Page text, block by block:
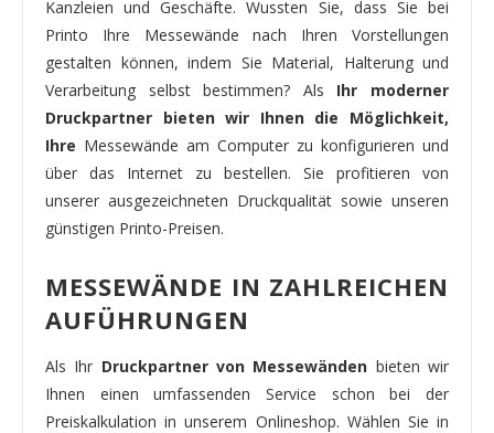
Kanzleien und Geschäfte. Wussten Sie, dass Sie bei
Printo Ihre Messewände nach Ihren Vorstellungen
gestalten können, indem Sie Material, Halterung und
Verarbeitung selbst bestimmen? Als Ihr moderner
Druckpartner bieten wir Ihnen die Möglichkeit,
Ihre Messewände am Computer zu konfigurieren und
über das Internet zu bestellen. Sie profitieren von
unserer ausgezeichneten Druckqualität sowie unseren
günstigen Printo-Preisen.
MESSEWÄNDE IN ZAHLREICHEN
AUFÜHRUNGEN
Als Ihr Druckpartner von Messewänden bieten wir
Ihnen einen umfassenden Service schon bei der
Preiskalkulation in unserem Onlineshop. Wählen Sie in